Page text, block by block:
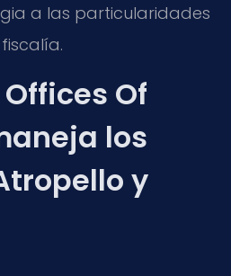
a las particularidades
Of
los
y